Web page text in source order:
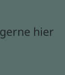
hier